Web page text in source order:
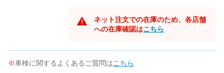
ネット注文での在庫のため、各店舗
への在庫確認はこちら
車検に関するよくあるご質問はこちら